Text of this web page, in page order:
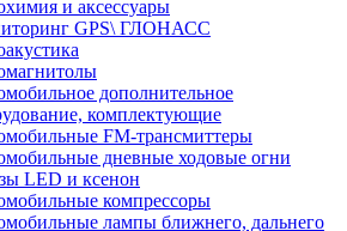
и аксессуары
GPS\ ГЛОНАСС
дополнительное
комплектующие
FM-трансмиттеры
дневные ходовые огни
LED и ксенон
компрессоры
лампы ближнего, дальнего